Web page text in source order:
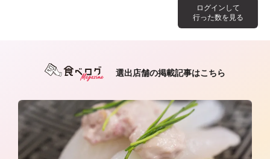
ログインして
行った数を見る
選出店舗の掲載記事はこちら